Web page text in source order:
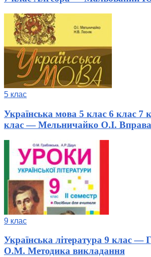
5 клас
Українська мова 5 клас 6 клас 7
клас — Мельничайко О.І. Вправа
9 клас
Українська література 9 клас —
О.М. Методика викладання